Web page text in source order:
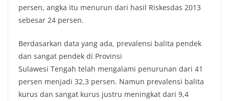
persen, angka itu menurun dari hasil Riskesdas 2013
sebesar 24 persen.
Berdasarkan data yang ada, prevalensi balita pendek
dan sangat pendek di Provinsi
Sulawesi Tengah telah mengalami penurunan dari 41
persen menjadi 32,3 persen. Namun prevalensi balita
kurus dan sangat kurus justru meningkat dari 9,4